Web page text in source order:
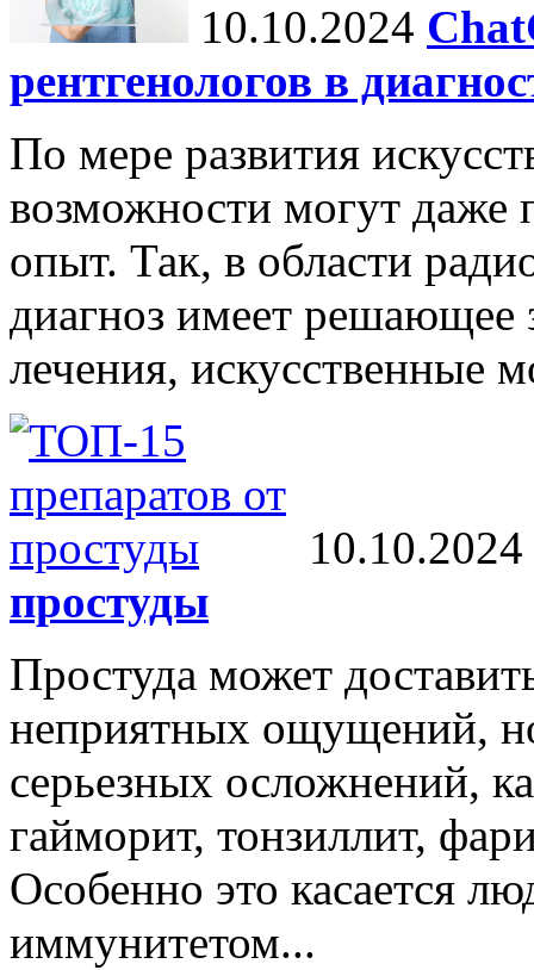
10.10.2024
рентгенологов в
По мере развития
возможности могут даже
опыт. Так, в области
диагноз имеет решающее
лечения, искусственные
10.10.2024
простуды
Простуда может
неприятных ощущений,
серьезных осложнений,
гайморит, тонзиллит,
Особенно это касается
иммунитетом...